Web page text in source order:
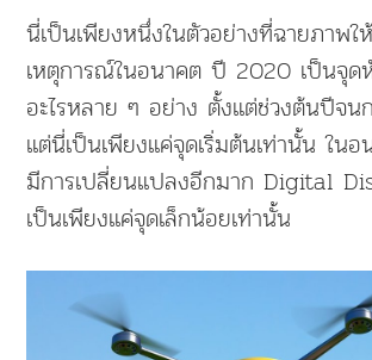
นี่เป็นเพียงหนึ่งในตัวอย่างที่ฉายภาพใ
เหตุการณ์ในอนาคต ปี 2020 เป็นจุด
อะไรหลาย ๆ อย่าง ตั้งแต่ช่วงต้นปีจน
แต่นี่เป็นเพียงแค่จุดเริ่มต้นเท่านั้น ในอ
มีการเปลี่ยนแปลงอีกมาก Digital
เป็นเพียงแค่จุดเล็กน้อยเท่านั้น